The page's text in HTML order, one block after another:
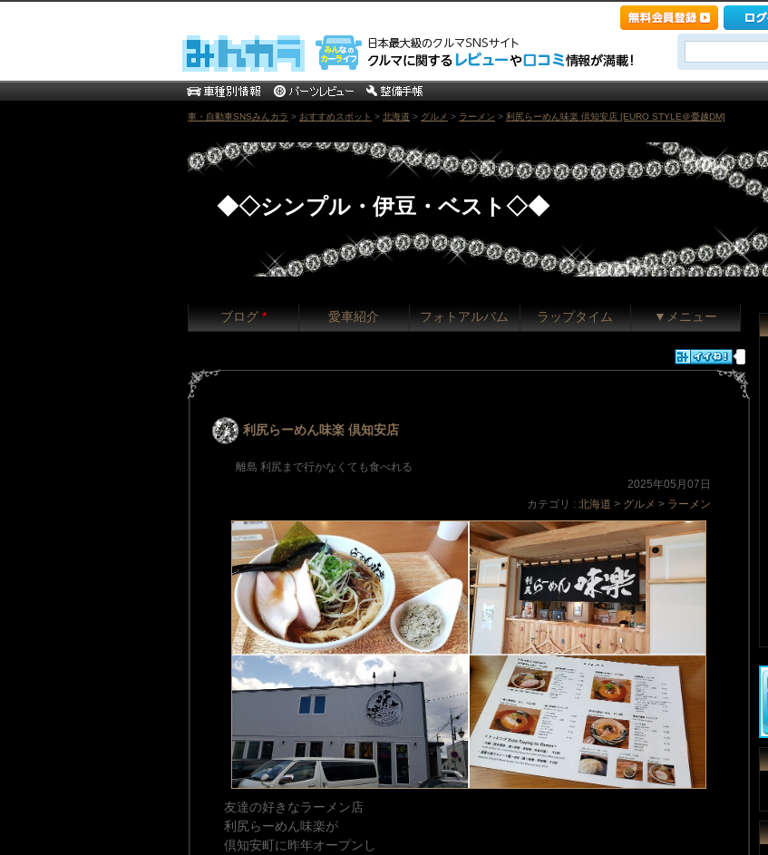
車・自動車SNSみんカラ > おすすめスポット > 北海道 > グルメ > ラーメン > 利尻らーめん味楽 倶知安店 [EURO STYLE＠憂越DM]
◆◇シンプル・伊豆・ベスト◇◆
ブログ* 愛車紹介 フォトアルバム ラップタイム ▼メニュー
利尻らーめん味楽 倶知安店
離島 利尻まで行かなくても食べれる
2025年05月07日
カテゴリ : 北海道 > グルメ > ラーメン
友達の好きなラーメン店
利尻らーめん味楽が
倶知安町に昨年オープンし